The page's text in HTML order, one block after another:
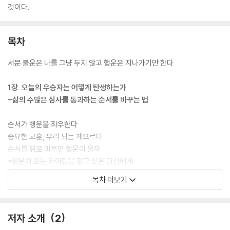
것이다.
목차
서문 불운은 나를 그냥 두지 않고 행운은 지나가기만 한다
1장. 오늘의 우승자는 어떻게 탄생하는가
-삶의 수많은 심사를 통과하는 순서를 바꾸는 법
순서가 행운을 좌우한다
중요한 교훈, 우리 뇌는 게으르다
순서를 뒤로 미루면 행운이 올까
*행운이 오는 타이밍을 잡고 싶은 당신에게
천칭과 구슬이 우리의 운에 미치는 영향
목차 더보기
저자 소개 2